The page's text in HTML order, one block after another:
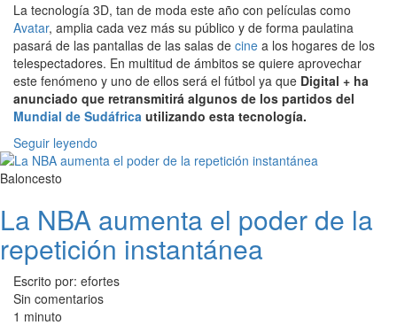
La tecnología 3D, tan de moda este año con películas como
Avatar, amplia cada vez más su público y de forma paulatina
pasará de las pantallas de las salas de cine a los hogares de los
telespectadores. En multitud de ámbitos se quiere aprovechar
este fenómeno y uno de ellos será el fútbol ya que Digital + ha
anunciado que retransmitirá algunos de los partidos del
Mundial de Sudáfrica utilizando esta tecnología.
Seguir leyendo
Baloncesto
La NBA aumenta el poder de la
repetición instantánea
Escrito por: efortes
Sin comentarios
1 minuto